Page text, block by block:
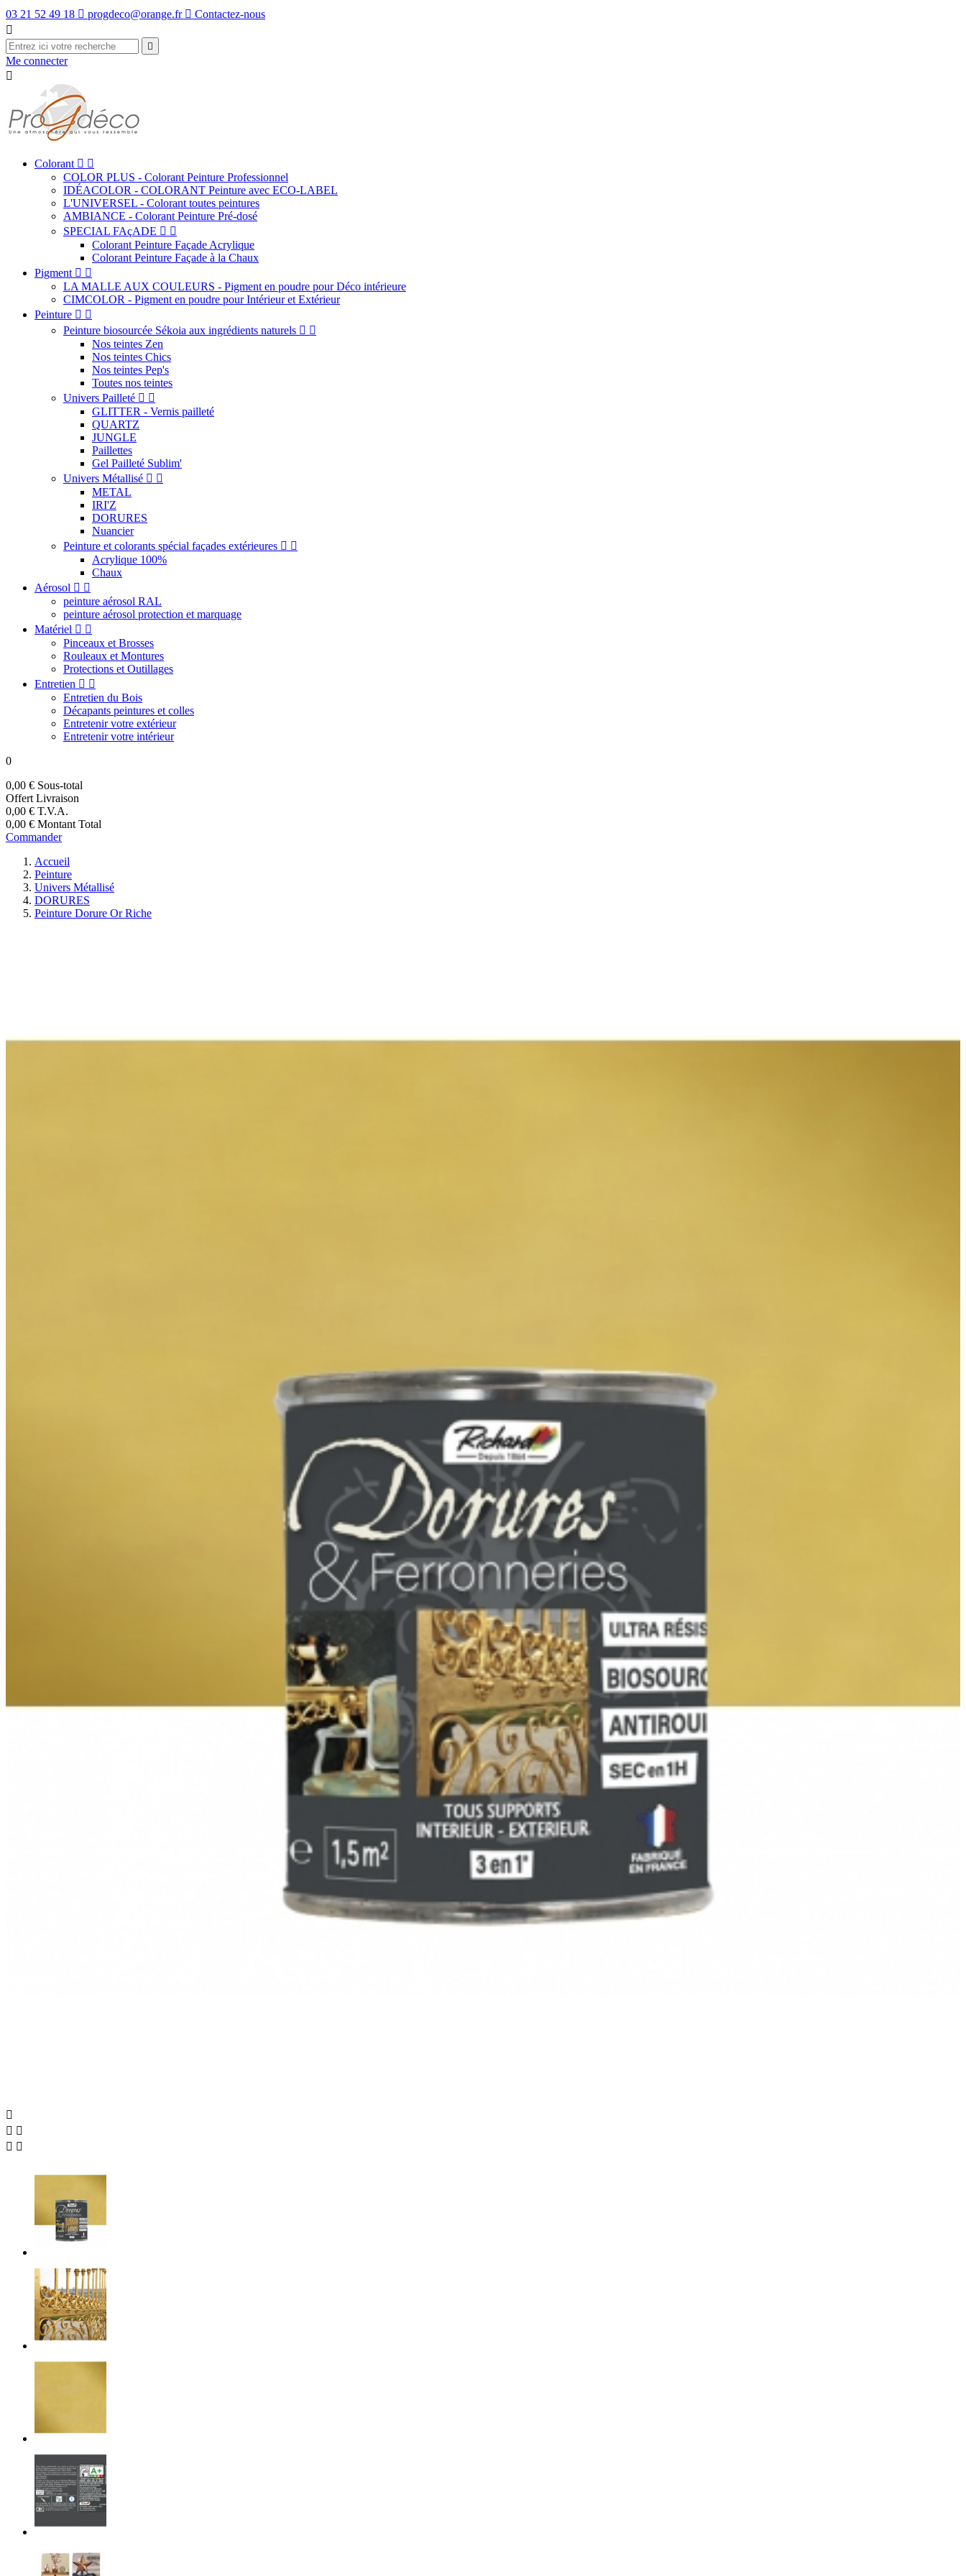
03 21 52 49 18  progdeco@orange.fr  Contactez-nous


Me connecter

Colorant  
COLOR PLUS - Colorant Peinture Professionnel
IDÉACOLOR - COLORANT Peinture avec ECO-LABEL
L'UNIVERSEL - Colorant toutes peintures
AMBIANCE - Colorant Peinture Pré-dosé
SPECIAL FAçADE  
Colorant Peinture Façade Acrylique
Colorant Peinture Façade à la Chaux
Pigment  
LA MALLE AUX COULEURS - Pigment en poudre pour Déco intérieure
CIMCOLOR - Pigment en poudre pour Intérieur et Extérieur
Peinture  
Peinture biosourcée Sékoia aux ingrédients naturels  
Nos teintes Zen
Nos teintes Chics
Nos teintes Pep's
Toutes nos teintes
Univers Pailleté  
GLITTER - Vernis pailleté
QUARTZ
JUNGLE
Paillettes
Gel Pailleté Sublim'
Univers Métallisé  
METAL
IRI'Z
DORURES
Nuancier
Peinture et colorants spécial façades extérieures  
Acrylique 100%
Chaux
Aérosol  
peinture aérosol RAL
peinture aérosol protection et marquage
Matériel  
Pinceaux et Brosses
Rouleaux et Montures
Protections et Outillages
Entretien  
Entretien du Bois
Décapants peintures et colles
Entretenir votre extérieur
Entretenir votre intérieur
0
0,00 € Sous-total
Offert Livraison
0,00 € T.V.A.
0,00 € Montant Total
Commander
Accueil
Peinture
Univers Métallisé
DORURES
Peinture Dorure Or Riche

 
 